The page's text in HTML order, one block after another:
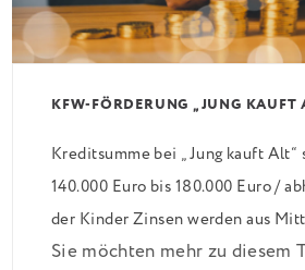
Kreditsumme bei „Jung kauft
140.000 Euro bis 180.000 Euro /
der Kinder Zinsen werden aus
verbilligt: Heutiger Zins bei 0,53
Sie möchten mehr zu diesem